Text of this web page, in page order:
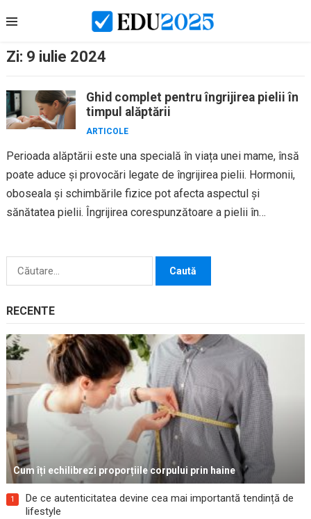
to
Zi: 9 iulie 2024
Ghid complet pentru îngrijirea pielii în
timpul alăptării
ARTICOLE
Perioada alăptării este una specială în viața unei mame, însă
poate aduce și provocări legate de îngrijirea pielii. Hormonii,
oboseala și schimbările fizice pot afecta aspectul și
sănătatea pielii. Îngrijirea corespunzătoare a pielii în
Caută
RECENTE
Cum îți echilibrezi proporțiile corpului prin haine
1
De ce autenticitatea devine cea mai importantă tendință de
lifestyle